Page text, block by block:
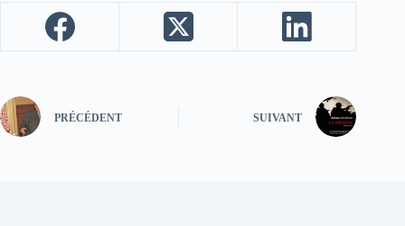
PRÉCÉDENT SUIVANT